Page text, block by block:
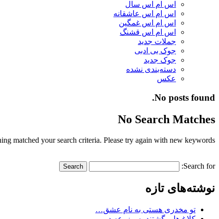
اس ام اس سال
اس ام اس عاشقانه
اس ام اس غمگین
اس ام اس قشنگ
جملات جدید
جوک بی ادبی
جوک جدید
دسته‌بندی نشده
عکس
No posts found.
No Search Matches
matched your search criteria. Please try again with new keywords.
Search for:
نوشته‌های تازه
تو مخدری هستی به نام عشق…